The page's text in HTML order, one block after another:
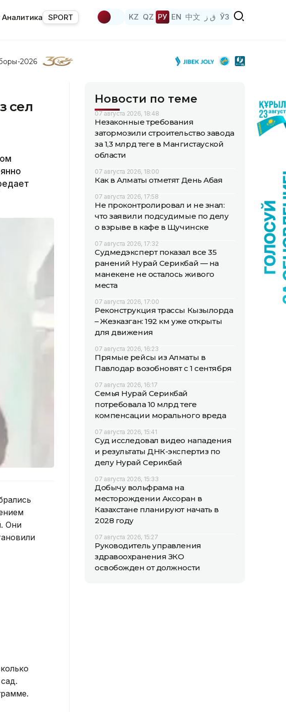
Аналитика SPORT KZ QZ РУ EN 中文 ق ز ЎЗ
2026
сел
Они
Новости по теме
07 августа 2026, 18:48
Незаконные требования
затормозили строительство завода
за 1,3 млрд теңге в Мангистауской
области
07 августа 2026, 18:00
Как в Алматы отметят День Абая
07 августа 2026, 17:58
Не проконтролировал и не знал:
что заявили подсудимые по делу
о взрыве в кафе в Щучинске
07 августа 2026, 17:32
Судмедэксперт показал все 35
ранений Нурай Серикбай — на
манекене не осталось живого
места
07 августа 2026, 17:00
Реконструкция трассы Кызылорда
– Жезказган: 192 км уже открыты
для движения
07 августа 2026, 16:23
Прямые рейсы из Алматы в
Павлодар возобновят с 1 сентября
07 августа 2026, 16:17
Семья Нурай Серикбай
потребовала 10 млрд теңге
компенсации морального вреда
07 августа 2026, 15:41
Суд исследовал видео нападения
и результаты ДНК-экспертиз по
делу Нурай Серикбай
07 августа 2026, 15:33
Добычу вольфрама на
месторождении Аксоран в
Казахстане планируют начать в
2028 году
07 августа 2026, 15:27
Руководитель управления
здравоохранения ЗКО
освобожден от должности